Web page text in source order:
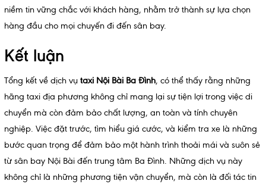
niềm tin vững chắc với khách hàng, nhằm trở thành sự lựa chọn
hàng đầu cho mọi chuyến đi đến sân bay.
Kết luận
Tổng kết về dịch vụ taxi Nội Bài Ba Đình, có thể thấy rằng những
hãng taxi địa phương không chỉ mang lại sự tiện lợi trong việc di
chuyển mà còn đảm bảo chất lượng, an toàn và tính chuyên
nghiệp. Việc đặt trước, tìm hiểu giá cước, và kiểm tra xe là những
bước quan trọng để đảm bảo một hành trình thoải mái và suôn sẻ
từ sân bay Nội Bài đến trung tâm Ba Đình. Những dịch vụ này
không chỉ là những phương tiện vận chuyển, mà còn là đối tác tin